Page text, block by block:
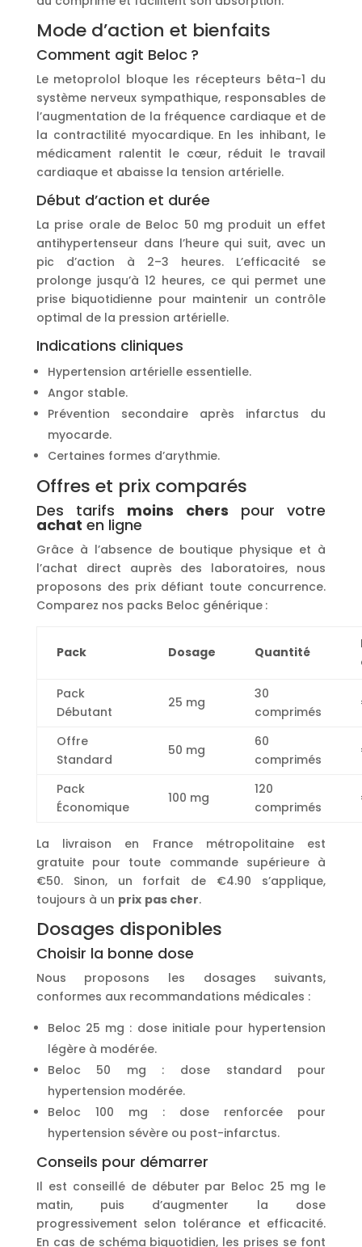
Mode d’action et bienfaits
Comment agit Beloc ?
Le metoprolol bloque les récepteurs bêta-1 du
système nerveux sympathique, responsables de
l’augmentation de la fréquence cardiaque et de
la contractilité myocardique. En les inhibant, le
médicament ralentit le cœur, réduit le travail
cardiaque et abaisse la tension artérielle.
Début d’action et durée
La prise orale de Beloc 50 mg produit un effet
antihypertenseur dans l’heure qui suit, avec un
pic d’action à 2–3 heures. L’efficacité se
prolonge jusqu’à 12 heures, ce qui permet une
prise biquotidienne pour maintenir un contrôle
optimal de la pression artérielle.
Indications cliniques
Hypertension artérielle essentielle.
Angor stable.
Prévention secondaire après infarctus du
myocarde.
Certaines formes d’arythmie.
Offres et prix comparés
Des tarifs moins chers pour votre
achat en ligne
Grâce à l’absence de boutique physique et à
l’achat direct auprès des laboratoires, nous
proposons des prix défiant toute concurrence.
Comparez nos packs Beloc générique :
Pack Dosage Quantité
Pack
Débutant
25 mg
30
comprimés
Offre
Standard
50 mg
60
comprimés
Pack
Économique
100 mg
120
comprimés
La livraison en France métropolitaine est
gratuite pour toute commande supérieure à
€50. Sinon, un forfait de €4.90 s’applique,
toujours à un prix pas cher.
Dosages disponibles
Choisir la bonne dose
Nous proposons les dosages suivants,
conformes aux recommandations médicales :
Beloc 25 mg : dose initiale pour hypertension
légère à modérée.
Beloc 50 mg : dose standard pour
hypertension modérée.
Beloc 100 mg : dose renforcée pour
hypertension sévère ou post-infarctus.
Conseils pour démarrer
Il est conseillé de débuter par Beloc 25 mg le
matin, puis d’augmenter la dose
progressivement selon tolérance et efficacité.
En cas de schéma biquotidien, les prises se font